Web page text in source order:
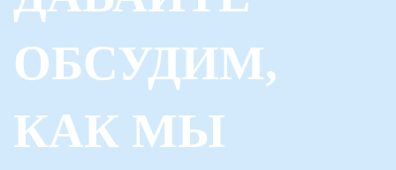
ОБСУДИМ,
КАК МЫ